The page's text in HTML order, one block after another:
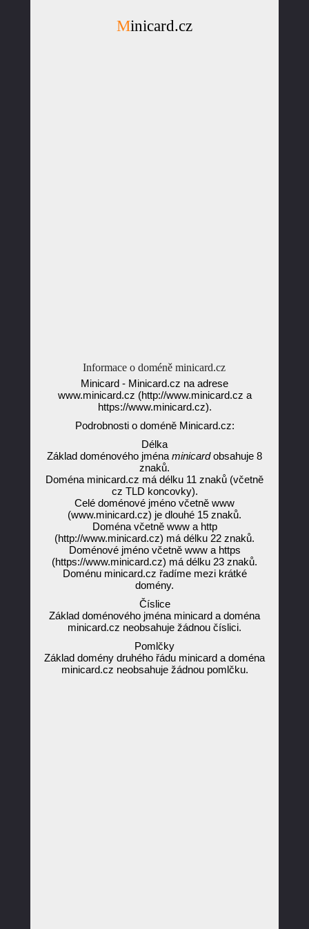
Minicard.cz
Informace o doméně minicard.cz
Minicard - Minicard.cz na adrese
www.minicard.cz (http://www.minicard.cz a
https://www.minicard.cz).
Podrobnosti o doméně Minicard.cz:
Délka
Základ doménového jména minicardobsahuje 8
znaků.
Doména minicard.cz má délku 11 znaků (včetně
cz TLD koncovky).
Celé doménové jméno včetně www
(www.minicard.cz) je dlouhé 15 znaků.
Doména včetně www a http
(http://www.minicard.cz) má délku 22 znaků.
Doménové jméno včetně www a https
(https://www.minicard.cz) má délku 23 znaků.
Doménu minicard.cz řadíme mezi krátké
domény.
Číslice
Základ doménového jména minicard a doména
minicard.cz neobsahuje žádnou číslici.
Pomlčky
Základ domény druhého řádu minicard a doména
minicard.cz neobsahuje žádnou pomlčku.